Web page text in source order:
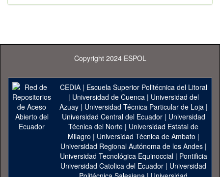
Copyright 2024 ESPOL
CEDIA| Escuela Superior Politécnica del Litoral
| Universidad de Cuenca| Universidad del
Azuay| Universidad Técnica Particular de Loja|
Universidad Central del Ecuador| Universidad
Técnica del Norte | Universidad Estatal de
Milagro | Universidad Técnica de Ambato |
Universidad Regional Autónoma de los Andes|
Universidad Tecnológica Equinoccial| Pontificia
Universidad Catolica del Ecuador | Universidad